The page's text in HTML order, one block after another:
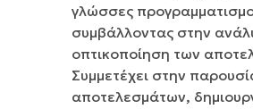
γλώσσες
συμβάλλοντας στην
οπτικοποίηση των
Συμμετέχει στην
αποτελεσμάτων,